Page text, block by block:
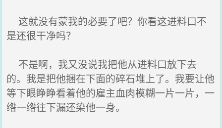
这就没有蒙我的必要了吧？你看这进料口不
是还很干净吗？
不是啊，我又没说我把他从进料口放下去
的。我是把他捆在下面的碎石堆上了。我要让他
等下眼睁睁看着他的雇主血肉模糊一片一片，一
绺一绺往下漏还染他一身。